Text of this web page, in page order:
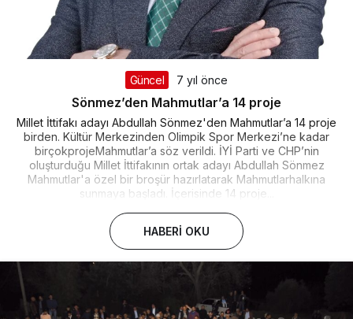
Güncel 7 yıl önce
Sönmez’den Mahmutlar’a 14 proje
Millet İttifakı adayı Abdullah Sönmez'den Mahmutlar’a 14 proje
birden. Kültür Merkezinden Olimpik Spor Merkezi’ne kadar
birçokprojeMahmutlar’a söz verildi. İYİ Parti ve CHP’nin
oluşturduğu Millet İttifakının ortak adayı Abdullah Sönmez
Mahmutlar'a özel bir broşür hazırlatarak Mahmutlarhalkına
sunmaya başladı. İçerisinde 14 proje...
HABERI OKU